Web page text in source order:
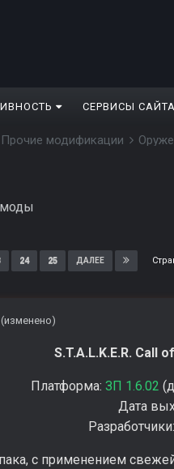
СЕРВИСЫ САЙТА
Прочие модификации
24 25 ДАЛЕЕ
(изменено)
S.T.A.L.K.E.R. Call
Платформа: ЗП 1.6.02
Дата
Разработчики:
с применением